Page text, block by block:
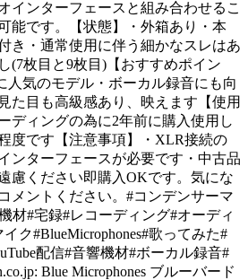
インターフェースと組み合わせるこ
能です。【状態】・外箱あり・本
き・通常使用に伴う細かなスレはあ
(7枚目と9枚目)【おすすめポイン
人気のモデル・ボーカル録音にも向
た目も高級感あり、映えます【使用
ディングの為に2年前に購入使用し
度です【注意事項】・XLR接続の
ンターフェースが必要です・中古品
慮ください即購入OKです。気にな
メントください。#コンデンサーマ
材#宅録#レコーディング#オーディ
ク#BlueMicrophones#歌ってみた#
配信#音響機材#ボーカル録音#
Blue Microphones ブルーバード